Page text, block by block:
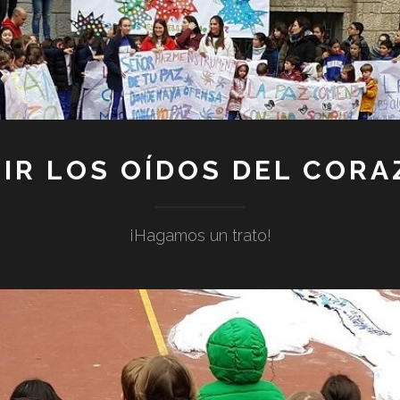
LOS OÍDOS DEL
¡Hagamos un trato!